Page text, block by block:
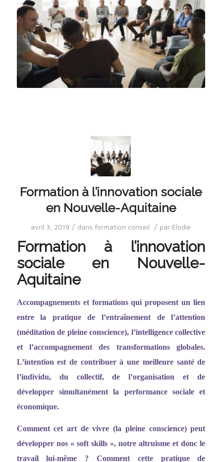
Formation à l’innovation sociale
en Nouvelle-Aquitaine
avril 3, 2019 / dans formation conseil / par Elodie
Formation à l’innovation
sociale en Nouvelle-
Aquitaine
Accompagnements et formations qui proposent un lien
entre la pratique de l’entraînement de l’attention
(méditation de pleine conscience), l’intelligence collective
et l’accompagnement des transformations globales.
L’intention est de contribuer à une meilleure santé de
l’individu, du collectif, de l’organisation et de
développer simultanément la performance sociale et
économique.
Comment cet art de vivre (la pleine conscience) peut
développer nos « soft skills», notre altruisme et donc le
travail lui-même ? Comment cette pratique de